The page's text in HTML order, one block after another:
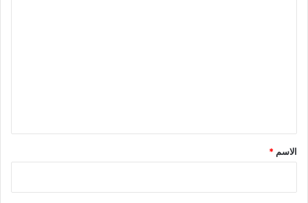
*
الاسم *